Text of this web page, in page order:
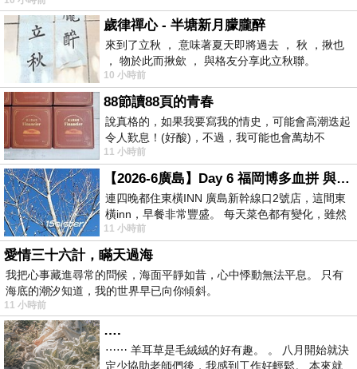
歲律禪心 - 半塘新月朦朧醉
來到了立秋 ， 意味著夏天即將過去 ， 秋 ，揪也
， 物於此而揪歛 ， 與格友分享此立秋聯。
10 小時前
88節讀88頁的青春
說真格的，如果我要寫我的情史，可能會高潮迭起
令人歎息！(好酸)，不過，我可能也會萬劫不
復...，每天跪鍵盤還是被判了花心的罪
11 小時前
【2026-6廣島】Day 6 福岡博多血拼 與機場接送少年司機深夜對談
連四晚都住東橫INN 廣島新幹線口2號店，這間東
橫inn，早餐非常豐盛。 每天菜色都有變化，雖然
看到工作人員拿出料理包加熱，但
11 小時前
愛情三十六計，瞞天過海
我把心事藏進尋常的問候，海面平靜如昔，心中悸動無法平息。 只有
海底的潮汐知道，我的世界早已向你傾斜。
11 小時前
….
⋯⋯ 羊耳草是毛絨絨的好有趣。 。 八月開始就決
定少協助老師們後，我感到工作好輕鬆。 本來就